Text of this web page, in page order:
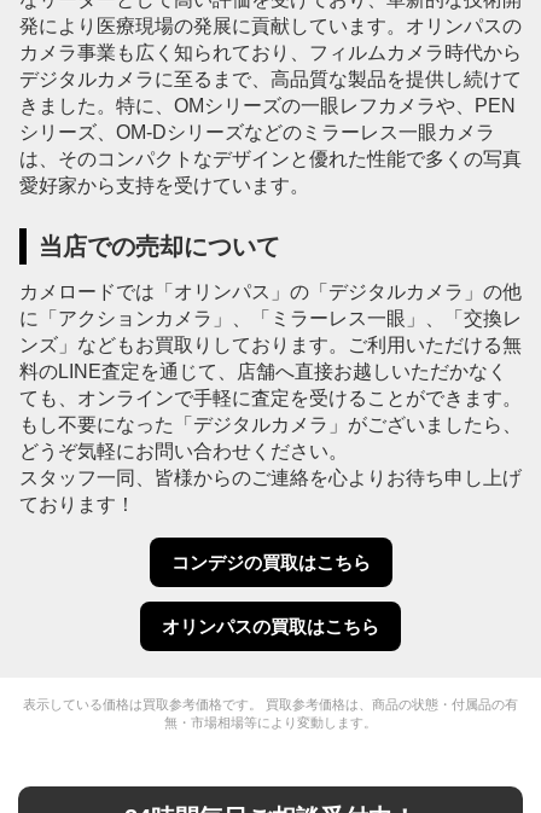
発により医療現場の発展に貢献しています。オリンパスの
カメラ事業も広く知られており、フィルムカメラ時代から
デジタルカメラに至るまで、高品質な製品を提供し続けて
きました。特に、OMシリーズの一眼レフカメラや、PEN
シリーズ、OM-Dシリーズなどのミラーレス一眼カメラ
は、そのコンパクトなデザインと優れた性能で多くの写真
愛好家から支持を受けています。
当店での売却について
カメロードでは「オリンパス」の「デジタルカメラ」の他
に「アクションカメラ」、「ミラーレス一眼」、「交換レ
ンズ」などもお買取りしております。ご利用いただける無
料のLINE査定を通じて、店舗へ直接お越しいただかなく
ても、オンラインで手軽に査定を受けることができます。
もし不要になった「デジタルカメラ」がございましたら、
どうぞ気軽にお問い合わせください。
スタッフ一同、皆様からのご連絡を心よりお待ち申し上げ
ております！
コンデジの買取はこちら
オリンパスの買取はこちら
表示している価格は買取参考価格です。 買取参考価格は、商品の状態・付属品の有
無・市場相場等により変動します。